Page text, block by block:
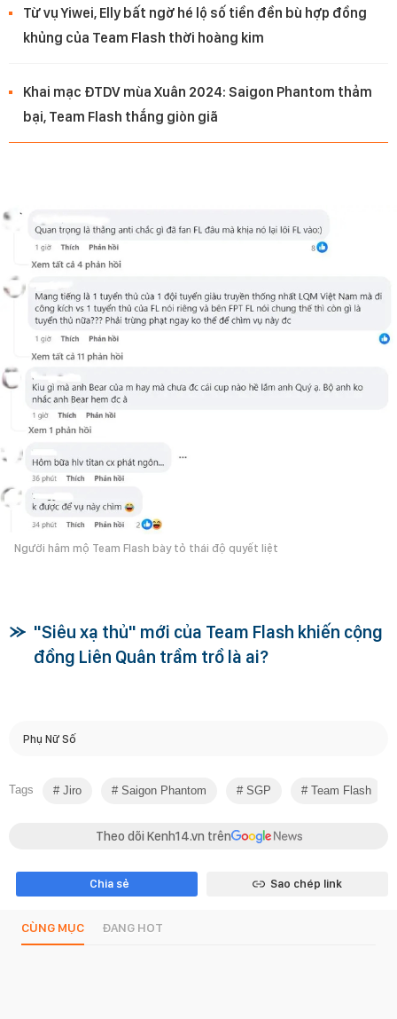
Từ vụ Yiwei, Elly bất ngờ hé lộ số tiền đền bù hợp đồng
khủng của Team Flash thời hoàng kim
Khai mạc ĐTDV mùa Xuân 2024: Saigon Phantom thảm
bại, Team Flash thắng giòn giã
Người hâm mộ Team Flash bày tỏ thái độ quyết liệt
"Siêu xạ thủ" mới của Team Flash khiến cộng
đồng Liên Quân trầm trồ là ai?
Phụ Nữ Số
Tags Jiro Saigon Phantom SGP Team Flash
Theo dõi Kenh14.vn trên
Chia sẻ Sao chép link
CÙNG MỤC ĐANG HOT